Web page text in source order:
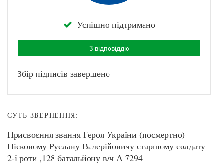
Успішно підтримано
З відповіддю
Збір підписів завершено
СУТЬ ЗВЕРНЕННЯ:
Присвоєння звання Героя України (посмертно)
Пісковому Руслану Валерійовичу старшому солдату
2-ї роти ,128 батальйону в/ч А 7294